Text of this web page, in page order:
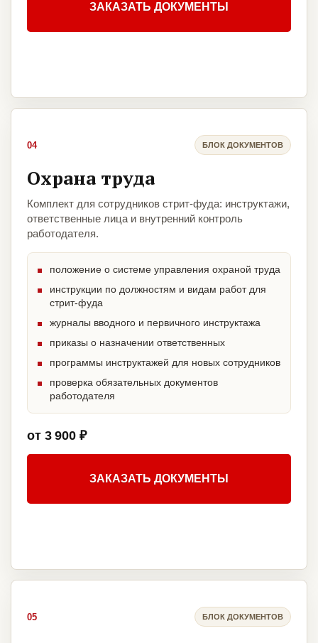
ЗАКАЗАТЬ ДОКУМЕНТЫ
04 БЛОК ДОКУМЕНТОВ
Охрана труда
Комплект для сотрудников стрит-фуда: инструктажи,
ответственные лица и внутренний контроль
работодателя.
положение о системе управления охраной труда
инструкции по должностям и видам работ для
стрит-фуда
журналы вводного и первичного инструктажа
приказы о назначении ответственных
программы инструктажей для новых сотрудников
проверка обязательных документов
работодателя
от 3 900 ₽
ЗАКАЗАТЬ ДОКУМЕНТЫ
05 БЛОК ДОКУМЕНТОВ